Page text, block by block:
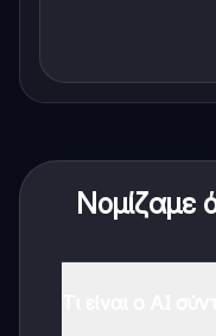
Νομίζαμε